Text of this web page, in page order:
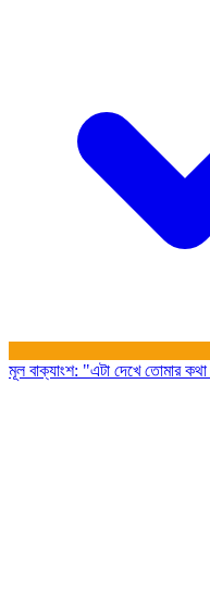
মূল বাক্যাংশ: "এটা দেখে তোমার